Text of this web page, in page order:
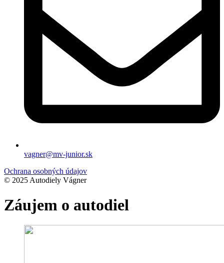
vagner@mv-junior.sk
Ochrana osobných údajov
© 2025 Autodiely Vágner
Záujem o autodiel